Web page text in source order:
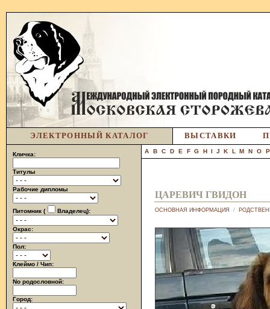
ЭЛЕКТРОННЫЙ КАТАЛОГ ВЫСТАВКИ
Кличка:
Титулы
Рабочие дипломы
Питомник ( Владелец):
Окрас:
Пол:
Клеймо / Чип:
No родословной:
Город:
A B C D E F G H I J K L M N O P
ЦАРЕВИЧ ГВИДОН
ОСНОВНАЯ ИНФОРМАЦИЯ /